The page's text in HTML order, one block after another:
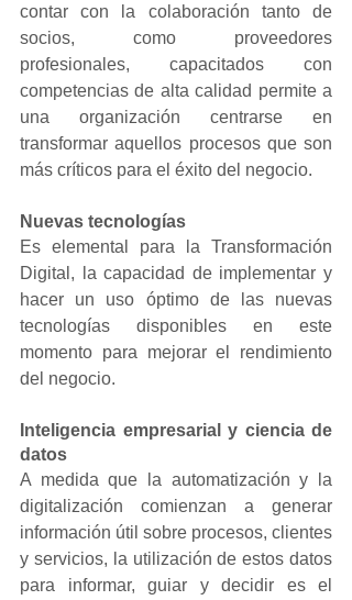
contar con la colaboración tanto de
socios, como proveedores
profesionales, capacitados con
competencias de alta calidad permite a
una organización centrarse en
transformar aquellos procesos que son
más críticos para el éxito del negocio.
Nuevas tecnologías
Es elemental para la Transformación
Digital, la capacidad de implementar y
hacer un uso óptimo de las nuevas
tecnologías disponibles en este
momento para mejorar el rendimiento
del negocio.
Inteligencia empresarial y ciencia de
datos
A medida que la automatización y la
digitalización comienzan a generar
información útil sobre procesos, clientes
y servicios, la utilización de estos datos
para informar, guiar y decidir es el